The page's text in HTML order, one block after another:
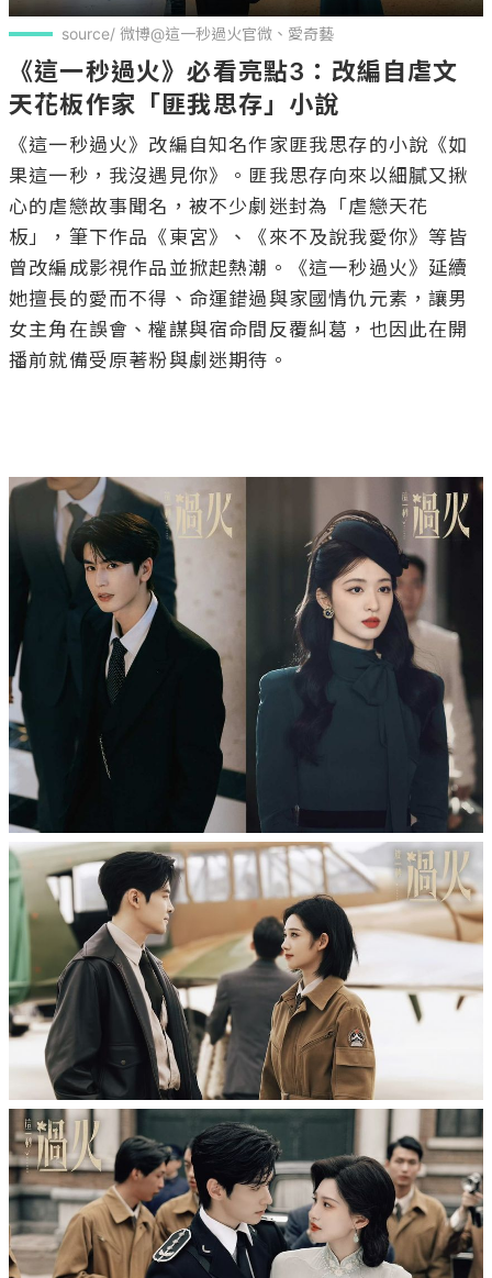
source/ 微博@這一秒過火官微、愛奇藝
《這一秒過火》必看亮點3：改編自虐文
天花板作家「匪我思存」小說
《這一秒過火》改編自知名作家匪我思存的小說《如
果這一秒，我沒遇見你》。匪我思存向來以細膩又揪
心的虐戀故事聞名，被不少劇迷封為「虐戀天花
板」，筆下作品《東宮》、《來不及說我愛你》等皆
曾改編成影視作品並掀起熱潮。《這一秒過火》延續
她擅長的愛而不得、命運錯過與家國情仇元素，讓男
女主角在誤會、權謀與宿命間反覆糾葛，也因此在開
播前就備受原著粉與劇迷期待。